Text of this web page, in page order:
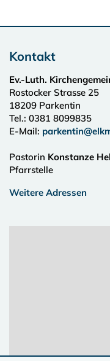
Kontakt
Ev.-Luth.
Rostocker Strasse 25
18209 Parkentin
Tel.: 0381 8099835
E-Mail:
Pastorin Konstanze
Pfarrstelle
Weitere Adressen